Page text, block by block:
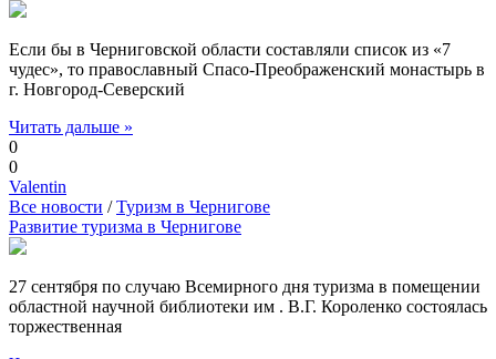
Если бы в Черниговской области составляли список из «7
чудес», то православный Спасо-Преображенский монастырь в
г. Новгород-Северский
Читать дальше »
0
0
Valentin
Все новости /Туризм в Чернигове
Развитие туризма в Чернигове
27 сентября по случаю Всемирного дня туризма в помещении
областной научной библиотеки им . В.Г. Короленко состоялась
торжественная